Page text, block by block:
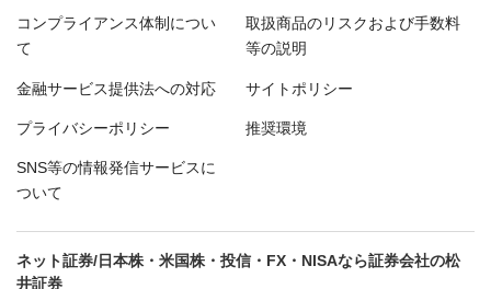
コンプライアンス体制につい
て
取扱商品のリスクおよび手数料
等の説明
金融サービス提供法への対応 サイトポリシー
プライバシーポリシー 推奨環境
SNS等の情報発信サービスに
ついて
ネット証券/日本株・米国株・投信・FX・NISAなら証券会社の松
井証券